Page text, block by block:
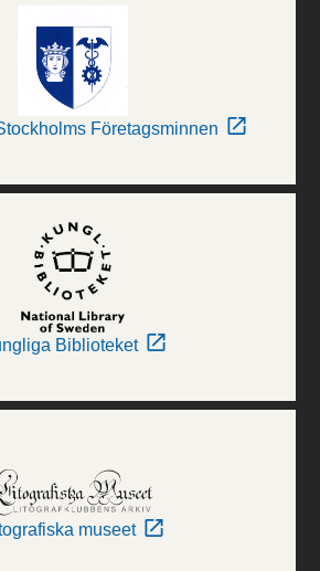
Företagsminnen
Biblioteket
museet